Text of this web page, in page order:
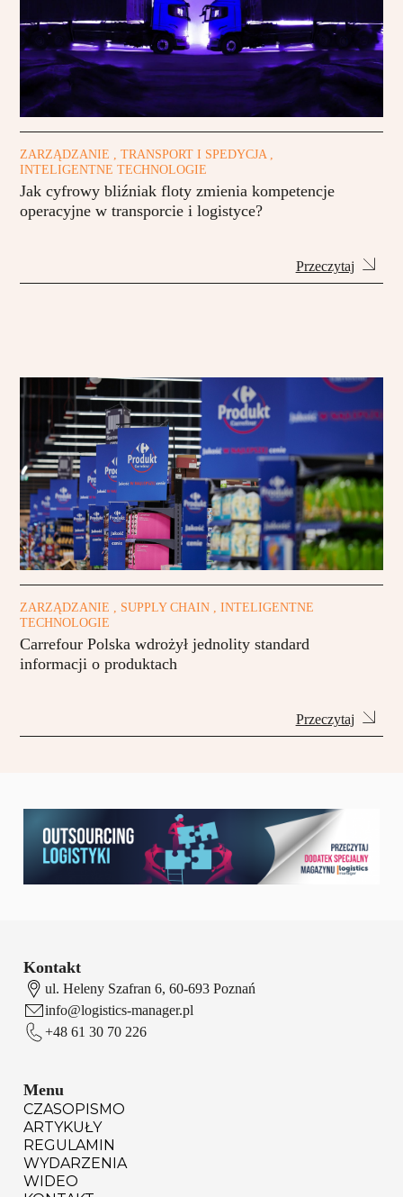
ZARZĄDZANIE , TRANSPORT I SPEDYCJA ,
INTELIGENTNE TECHNOLOGIE
Jak cyfrowy bliźniak floty zmienia kompetencje
operacyjne w transporcie i logistyce?
Przeczytaj
ZARZĄDZANIE , SUPPLY CHAIN , INTELIGENTNE
TECHNOLOGIE
Carrefour Polska wdrożył jednolity standard
informacji o produktach
Przeczytaj
Kontakt
ul. Heleny Szafran 6, 60-693 Poznań
info@logistics-manager.pl
+48 61 30 70 226
Menu
CZASOPISMO
ARTYKUŁY
REGULAMIN
WYDARZENIA
WIDEO